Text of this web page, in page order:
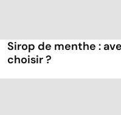
Sirop de menthe :
choisir ?